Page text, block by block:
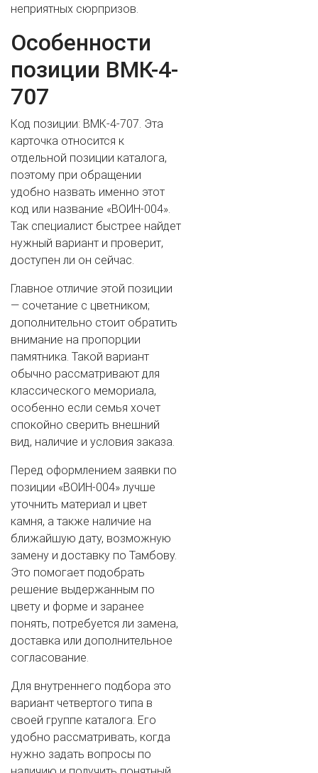
ВАШЕ ИМЯ
ВАШ ТЕЛЕФОН*
Cогласиие на обработку персональных данных
неприятных сюрпризов.
Особенности
позиции ВМК-4-
707
Код позиции: ВМК-4-707. Эта
карточка относится к
отдельной позиции каталога,
поэтому при обращении
удобно назвать именно этот
код или название «ВОИН-004».
Так специалист быстрее найдет
нужный вариант и проверит,
доступен ли он сейчас.
Главное отличие этой позиции
— сочетание с цветником;
дополнительно стоит обратить
внимание на пропорции
памятника. Такой вариант
обычно рассматривают для
классического мемориала,
особенно если семья хочет
спокойно сверить внешний
вид, наличие и условия заказа.
Перед оформлением заявки по
позиции «ВОИН-004» лучше
уточнить материал и цвет
камня, а также наличие на
ближайшую дату, возможную
замену и доставку по Тамбову.
Это помогает подобрать
решение выдержанным по
цвету и форме и заранее
понять, потребуется ли замена,
доставка или дополнительное
согласование.
Для внутреннего подбора это
вариант четвертого типа в
своей группе каталога. Его
удобно рассматривать, когда
нужно задать вопросы по